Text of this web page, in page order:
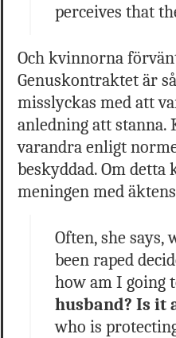
perceives that
Och kvinnorna
Genuskontraktet är
misslyckas med att
anledning att stanna.
varandra enligt
beskyddad. Om
meningen med
Often, she says,
been raped
how am I going
husband? Is it
who is